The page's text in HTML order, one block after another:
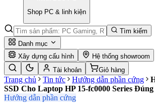
Shop PC & linh kiện
Tìm kiếm
Danh mục
Xây dựng cấu hình
Hệ thống showroom
Tài khoản
Giỏ hàng
Trang chủ Tin tức Hướng dẫn phần cứng
SSD Cho Laptop HP 15-fc0000 Series Đúng
Hướng dẫn phần cứng